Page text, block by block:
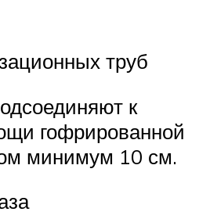
труб
к
гофрированной
минимум 10 см.